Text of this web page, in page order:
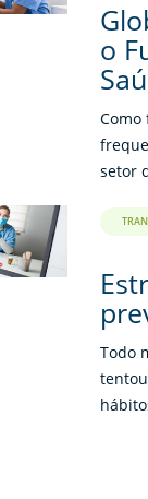
o
Como
setor
Todo